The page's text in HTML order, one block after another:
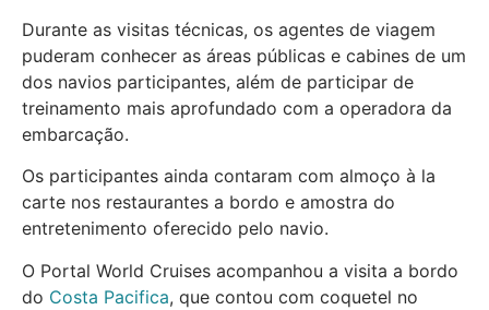
Durante as visitas técnicas, os agentes de viagem
puderam conhecer as áreas públicas e cabines de um
dos navios participantes, além de participar de
treinamento mais aprofundado com a operadora da
embarcação.
Os participantes ainda contaram com almoço à la
carte nos restaurantes a bordo e amostra do
entretenimento oferecido pelo navio.
O Portal World Cruises acompanhou a visita a bordo
do Costa Pacifica, que contou com coquetel no